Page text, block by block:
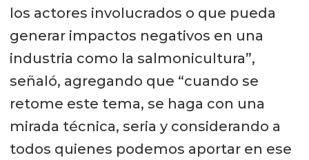
los actores involucrados o que pueda
generar impactos negativos en una
industria como la salmonicultura”,
señaló, agregando que “cuando se
retome este tema, se haga con una
mirada técnica, seria y considerando a
todos quienes podemos aportar en ese